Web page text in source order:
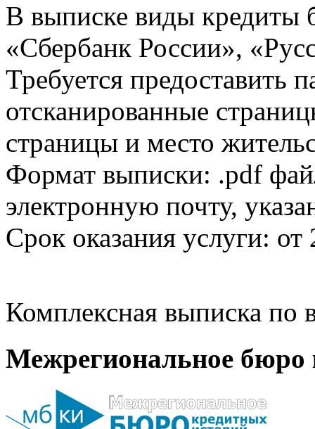
В выписке виды кредиты
«Сбербанк России»,
Требуется предоставить
отсканированные
страницы и место
Формат выписки: .pdf
электронную почту,
Срок оказания услуги: от
Комплексная выписка
Межрегиональное бюро